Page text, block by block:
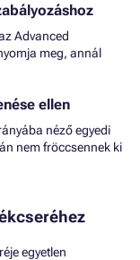
Advanced
meg, annál
ellen
néző egyedi
nem fröccsennek ki
egyetlen